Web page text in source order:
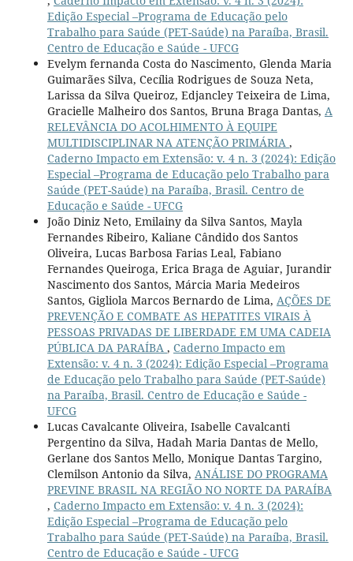
Edição Especial –Programa de Educação pelo
Trabalho para Saúde (PET-Saúde) na Paraíba, Brasil.
Centro de Educação e Saúde - UFCG
Evelym fernanda Costa do Nascimento, Glenda Maria
Guimarães Silva, Cecília Rodrigues de Souza Neta,
Larissa da Silva Queiroz, Edjancley Teixeira de Lima,
Gracielle Malheiro dos Santos, Bruna Braga Dantas, A
RELEVÂNCIA DO ACOLHIMENTO À EQUIPE
MULTIDISCIPLINAR NA ATENÇÃO PRIMÁRIA ,
Caderno Impacto em Extensão: v. 4 n. 3 (2024): Edição
Especial –Programa de Educação pelo Trabalho para
Saúde (PET-Saúde) na Paraíba, Brasil. Centro de
Educação e Saúde - UFCG
João Diniz Neto, Emilainy da Silva Santos, Mayla
Fernandes Ribeiro, Kaliane Cândido dos Santos
Oliveira, Lucas Barbosa Farias Leal, Fabiano
Fernandes Queiroga, Erica Braga de Aguiar, Jurandir
Nascimento dos Santos, Márcia Maria Medeiros
Santos, Gigliola Marcos Bernardo de Lima, AÇÕES DE
PREVENÇÃO E COMBATE AS HEPATITES VIRAIS À
PESSOAS PRIVADAS DE LIBERDADE EM UMA CADEIA
PÚBLICA DA PARAÍBA , Caderno Impacto em
Extensão: v. 4 n. 3 (2024): Edição Especial –Programa
de Educação pelo Trabalho para Saúde (PET-Saúde)
na Paraíba, Brasil. Centro de Educação e Saúde -
UFCG
Lucas Cavalcante Oliveira, Isabelle Cavalcanti
Pergentino da Silva, Hadah Maria Dantas de Mello,
Gerlane dos Santos Mello, Monique Dantas Targino,
Clemilson Antonio da Silva, ANÁLISE DO PROGRAMA
PREVINE BRASIL NA REGIÃO NO NORTE DA PARAÍBA
, Caderno Impacto em Extensão: v. 4 n. 3 (2024):
Edição Especial –Programa de Educação pelo
Trabalho para Saúde (PET-Saúde) na Paraíba, Brasil.
Centro de Educação e Saúde - UFCG